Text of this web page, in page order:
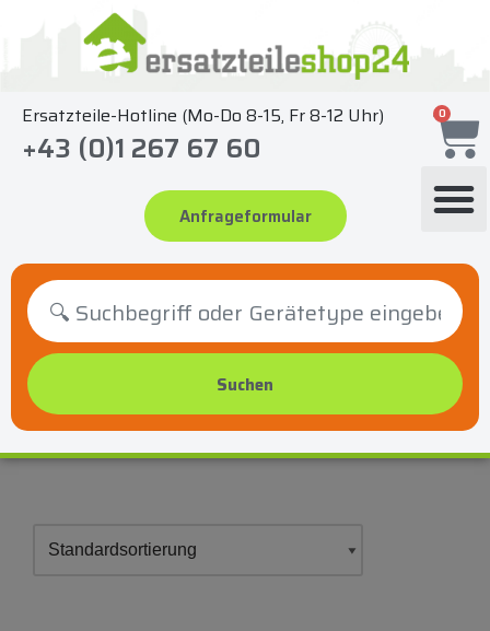
springen
Ersatzteile-Hotline (Mo-Do 8-15, Fr 8-12 Uhr)
+43 (0)1 267 67 60
Anfrageformular
0